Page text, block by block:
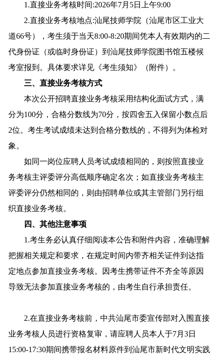
1.直接业务考核时间:2026年7月5日上午9:00
2.直接业务考核地点:汕尾技师学院（汕尾市区工业大
道66号），考生须于当天8:00-8:20期间凭本人有效期内的二
代身份证（或临时身份证）到汕尾技师学院图书馆五楼候
考室报到。具体要求详见《考生须知》（附件）。
三、直接业务考核方式
本次公开招聘直接业务考核采用结构化面试方式，满
分为100分，合格分数线为70分，按四舍五入保留小数点后
2位。考生考试成绩未达到合格分数线的，不得列为体检对
象。
如同一岗位应聘人员考试成绩相同的，则按照直接业
务考核主评委评分高低顺序确定名次；如直接业务考核主
评委评分仍然相同的，则由招聘单位或其主管部门另行组
织直接业务考核。
四、其他注意事项
1.考生务必认真仔细阅读本公告和附件内容，准确理解
把握相关规定和要求，在规定时间内带齐相关证件到达指
定地点参加直接业务考核。因考生携带证件不齐全等原因
导致无法参加直接业务考核的，由考生自行承担责任。
2.在直接业务考核前，中共汕尾市委宣传部对入围直接
业务考核人员进行资格复审，请应聘人员本人于7月3日
15:00-17:30期间携带报名材料原件到汕尾市新时代文明实践